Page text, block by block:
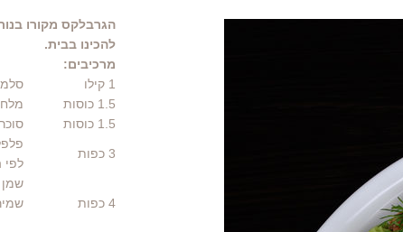
הגרבלקס מקורו
להכינו בבית.
מרכיבים:
1 קילו
1.5 כוסות
1.5 כוסות
3 כפות
שמן
4 כפות